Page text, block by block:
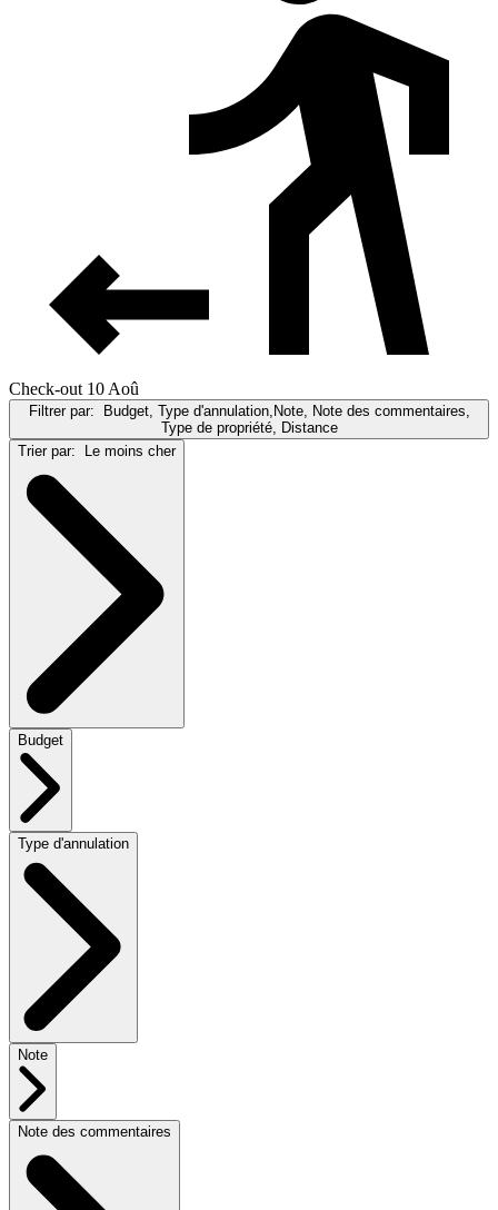
Check-out 10 Aoû
Filtrer par: Budget, Type d'annulation,Note, Note des commentaires,
Type de propriété, Distance
Trier par: Le moins cher
Budget
Type d'annulation
Note
Note des commentaires